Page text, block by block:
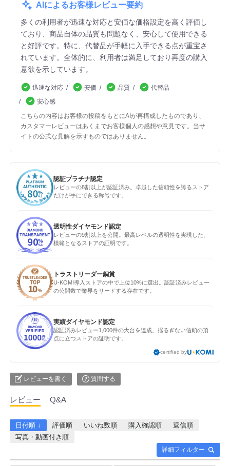
AIによるお客様レビュー要約
多くの利用者が迅速な対応と安価な価格設定を高く評価し
ており、商品自体の品質も問題なく、安心して使用できる
と好評です。特に、代替品が手軽に入手できる点が重宝さ
れています。全体的に、利用者は満足しており再度の購入
意欲を示しています。
迅速な対応 安価 品質
代替品
安心感
こちらの内容はお客様の投稿をもとにAIが再構成したものであり、
カスタマーレビューはあくまでお客様個人の感想や意見です。当サ
イトの公式な見解を示すものではありません。
認証プラチナ認定
レビューの8割以上が認証済み。卓越した信頼性を誇るストア
だけが手にできる称号です。
透明性ダイヤモンド認定
レビューの9割以上を公開。最高レベルの透明性を実現した、
模範となるストアの証明です。
トラストリーダー銅賞
U-KOMI導入ストアの中で上位10%に選出。認証済みレビュー
の公開数で業界をリードする存在です。
実績ダイヤモンド認定
認証済みレビュー1,000件の大台を達成。揺るぎない信頼の頂
点に立つストアの証明です。
certified by
レビューを書く 質問する
レビュー Q&A
詳細フィルター
日付順 ↓ 評価順 いいね数順 購入確認順
返信順
写真・動画付き順